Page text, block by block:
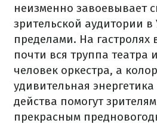
неизменно завоевывает
зрительской аудитории в
пределами. На гастролях
почти вся труппа театра
человек оркестра, а
удивительная
действа помогут
прекрасным